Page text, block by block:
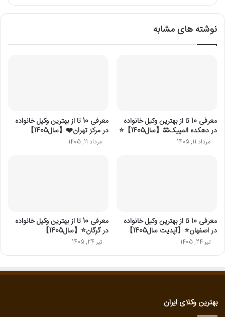
نوشته های مشابه
معرفی 10 تا از بهترین وکیل خانواده
در دهکده المپیک⚖️【سال1405】⭐
مرداد 11, 1405
معرفی 10 تا از بهترین وکیل خانواده
در مرکز تهران❤️【سال1405】
مرداد 11, 1405
معرفی 10 تا از بهترین وکیل خانواده
در اصفهان⭐【آپدیت سال1405】
تیر 24, 1405
معرفی 10 تا از بهترین وکیل خانواده
در گرگان⭐【سال1405】
تیر 24, 1405
بهترین وکلای ایران